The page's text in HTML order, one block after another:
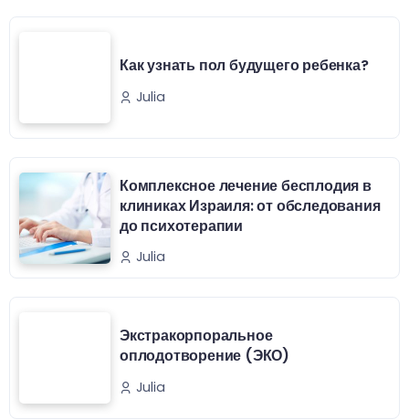
Как узнать пол будущего ребенка?
Julia
Комплексное лечение бесплодия в
клиниках Израиля: от обследования
до психотерапии
Julia
Экстракорпоральное
оплодотворение (ЭКО)
Julia